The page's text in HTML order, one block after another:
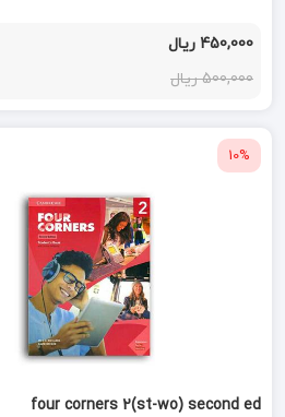
450,000 ریال
500,000 ریال
10%
four corners 2(st-wo) second ed